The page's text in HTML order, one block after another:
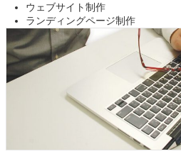
ウェブサイト制作
ランディングページ制作